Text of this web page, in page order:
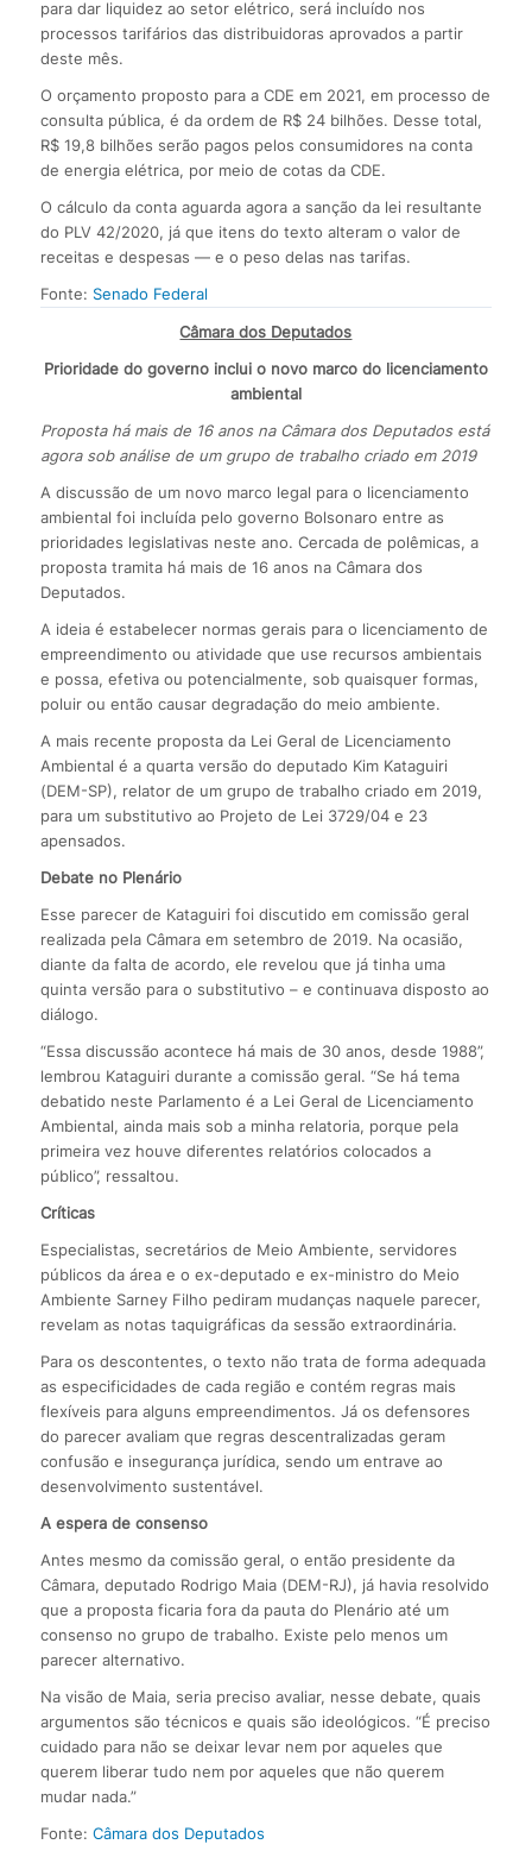
para dar liquidez ao setor elétrico, será incluído nos
processos tarifários das distribuidoras aprovados a partir
deste mês.
O orçamento proposto para a CDE em 2021, em processo de
consulta pública, é da ordem de R$ 24 bilhões. Desse total,
R$ 19,8 bilhões serão pagos pelos consumidores na conta
de energia elétrica, por meio de cotas da CDE.
O cálculo da conta aguarda agora a sanção da lei resultante
do PLV 42/2020, já que itens do texto alteram o valor de
receitas e despesas — e o peso delas nas tarifas.
Fonte: Senado Federal
Câmara dos Deputados
Prioridade do governo inclui o novo marco do licenciamento
ambiental
Proposta há mais de 16 anos na Câmara dos Deputados está
agora sob análise de um grupo de trabalho criado em 2019
A discussão de um novo marco legal para o licenciamento
ambiental foi incluída pelo governo Bolsonaro entre as
prioridades legislativas neste ano. Cercada de polêmicas, a
proposta tramita há mais de 16 anos na Câmara dos
Deputados.
A ideia é estabelecer normas gerais para o licenciamento de
empreendimento ou atividade que use recursos ambientais
e possa, efetiva ou potencialmente, sob quaisquer formas,
poluir ou então causar degradação do meio ambiente.
A mais recente proposta da Lei Geral de Licenciamento
Ambiental é a quarta versão do deputado Kim Kataguiri
(DEM-SP), relator de um grupo de trabalho criado em 2019,
para um substitutivo ao Projeto de Lei 3729/04 e 23
apensados.
Debate no Plenário
Esse parecer de Kataguiri foi discutido em comissão geral
realizada pela Câmara em setembro de 2019. Na ocasião,
diante da falta de acordo, ele revelou que já tinha uma
quinta versão para o substitutivo – e continuava disposto ao
diálogo.
“Essa discussão acontece há mais de 30 anos, desde 1988”,
lembrou Kataguiri durante a comissão geral. “Se há tema
debatido neste Parlamento é a Lei Geral de Licenciamento
Ambiental, ainda mais sob a minha relatoria, porque pela
primeira vez houve diferentes relatórios colocados a
público”, ressaltou.
Críticas
Especialistas, secretários de Meio Ambiente, servidores
públicos da área e o ex-deputado e ex-ministro do Meio
Ambiente Sarney Filho pediram mudanças naquele parecer,
revelam as notas taquigráficas da sessão extraordinária.
Para os descontentes, o texto não trata de forma adequada
as especificidades de cada região e contém regras mais
flexíveis para alguns empreendimentos. Já os defensores
do parecer avaliam que regras descentralizadas geram
confusão e insegurança jurídica, sendo um entrave ao
desenvolvimento sustentável.
A espera de consenso
Antes mesmo da comissão geral, o então presidente da
Câmara, deputado Rodrigo Maia (DEM-RJ), já havia resolvido
que a proposta ficaria fora da pauta do Plenário até um
consenso no grupo de trabalho. Existe pelo menos um
parecer alternativo.
Na visão de Maia, seria preciso avaliar, nesse debate, quais
argumentos são técnicos e quais são ideológicos. “É preciso
cuidado para não se deixar levar nem por aqueles que
querem liberar tudo nem por aqueles que não querem
mudar nada.”
Fonte: Câmara dos Deputados